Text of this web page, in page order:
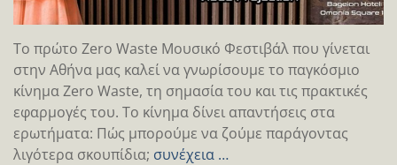
Το πρώτο Zero Waste Μουσικό Φεστιβάλ που γίνεται
στην Αθήνα μας καλεί να γνωρίσουμε το παγκόσμιο
κίνημα Zero Waste, τη σημασία του και τις πρακτικές
εφαρμογές του. Το κίνημα δίνει απαντήσεις στα
ερωτήματα: Πώς μπορούμε να ζούμε παράγοντας
λιγότερα σκουπίδια; συνέχεια …